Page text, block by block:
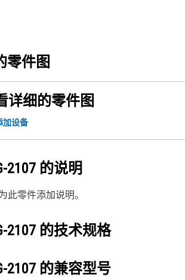
零件图
详细的零件图
加设备
2107 的说明
此零件添加说明。
2107 的技术规格
2107 的兼容型号